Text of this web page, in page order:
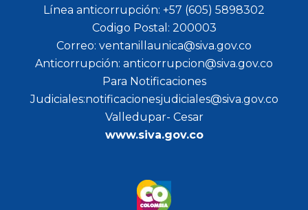
Línea anticorrupción: +57 (605) 5898302
Codigo Postal: 200003
Correo: ventanillaunica@siva.gov.co
Anticorrupción: anticorrupcion@siva.gov.co
Para Notificaciones
Judiciales:notificacionesjudiciales@siva.gov.co
Valledupar- Cesar
www.siva.gov.co